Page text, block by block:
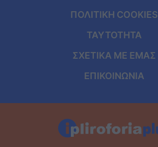
ΠΟΛΙΤΙΚΗ COOKIES
ΤΑΥΤΟΤΗΤΑ
ΣΧΕΤΙΚΑ ΜΕ ΕΜΑΣ
ΕΠΙΚΟΙΝΩΝΙΑ